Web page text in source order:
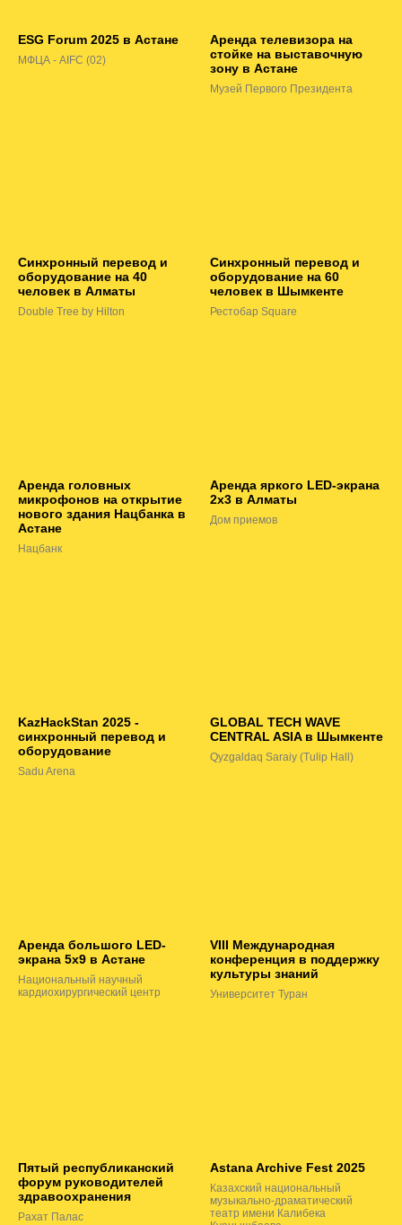
ESG Forum 2025 в Астане
МФЦА - AIFC (02)
Аренда телевизора на
стойке на выставочную
зону в Астане
Музей Первого Президента
Синхронный перевод и
оборудование на 40
человек в Алматы
Double Tree by Hilton
Синхронный перевод и
оборудование на 60
человек в Шымкенте
Рестобар Square
Аренда головных
микрофонов на открытие
нового здания Нацбанка в
Астане
Нацбанк
Аренда яркого LED-экрана
2х3 в Алматы
Дом приемов
KazHackStan 2025 -
синхронный перевод и
оборудование
Sadu Arena
GLOBAL TECH WAVE
CENTRAL ASIA в Шымкенте
Qyzgaldaq Saraiy (Tulip Hall)
Аренда большого LED-
экрана 5х9 в Астане
Национальный научный
кардиохирургический центр
VIII Международная
конференция в поддержку
культуры знаний
Университет Туран
Пятый республиканский
форум руководителей
здравоохранения
Рахат Палас
Astana Archive Fest 2025
Казахский национальный
музыкально-драматический
театр имени Калибека